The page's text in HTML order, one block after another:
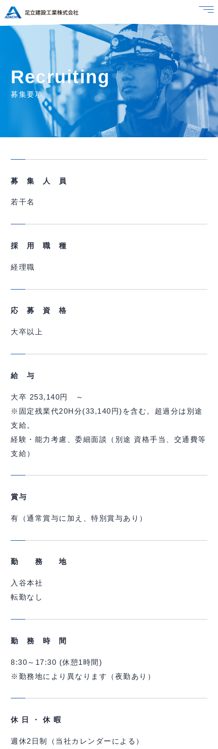
Recruiting
募集要項
募 集 人 員
若干名
採 用 職 種
経理職
応 募 資 格
大卒以上
給 与
大卒 253,140円 ～
※固定残業代20H分(33,140円)を含む。超過分は別途
支給。
経験・能力考慮、委細面談（別途 資格手当、交通費等
支給）
賞与
有（通常賞与に加え、特別賞与あり）
勤 務 地
入谷本社
転勤なし
勤 務 時 間
8:30～17:30 (休憩1時間)
※勤務地により異なります（夜勤あり）
休 日 ・ 休 暇
週休2日制（当社カレンダーによる）